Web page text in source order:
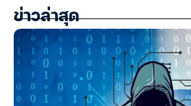
ข่าวล่าสุด